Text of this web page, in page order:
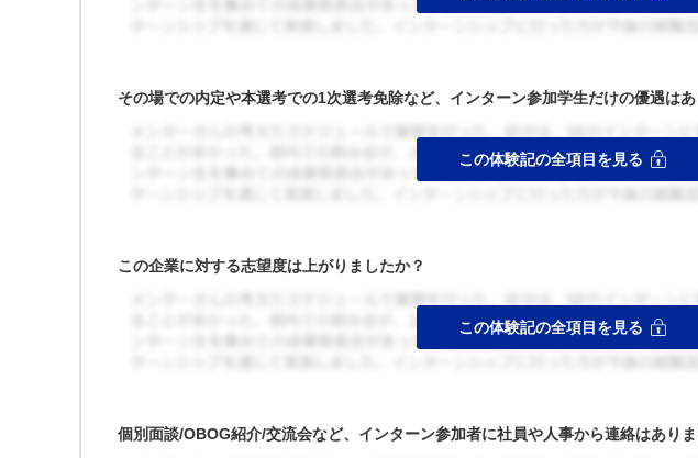
その場での内定や本選考での1次選考免除など、インターン参加学生だけの優遇は
この企業に対する志望度は上がりましたか？
個別面談/OBOG紹介/交流会など、インターン参加者に社員や人事から連絡はありま